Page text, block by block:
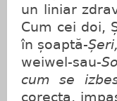
un liniar
Cum cei doi,
în șoaptă-
weiwel-sau-
cum se
corecta,